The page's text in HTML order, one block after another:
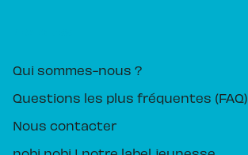
Qui sommes-nous ?
Questions les plus fréquentes (FAQ)
Nous contacter